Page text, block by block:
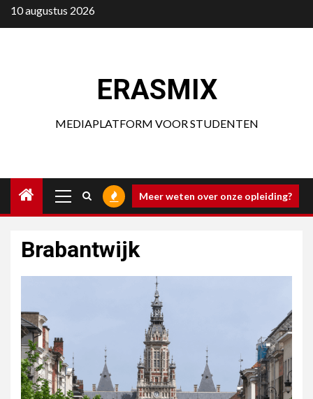
Ga
naar
10 augustus 2026
ERASMIX
MEDIAPLATFORM VOOR STUDENTEN
menu
Meer weten over onze opleiding?
Brabantwijk